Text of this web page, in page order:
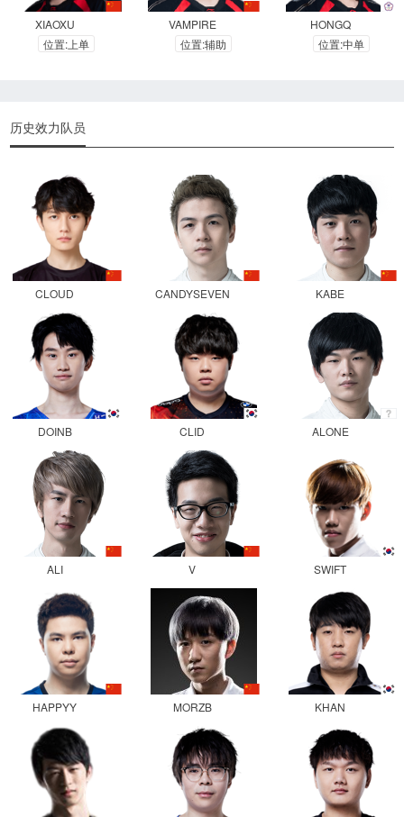
XIAOXU
位置:上单
VAMPIRE
位置:辅助
HONGQ
位置:中单
历史效力队员
CLOUD CANDYSEVEN KABE
DOINB CLID ALONE
ALI V SWIFT
HAPPYY MORZB KHAN